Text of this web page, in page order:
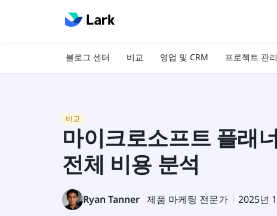
블로그 센터 비교 영업 및 CRM 프로젝트 관리
비교
마이크로소프트 플래
전체 비용 분석
Ryan Tanner 제품 마케팅 전문가 2025년